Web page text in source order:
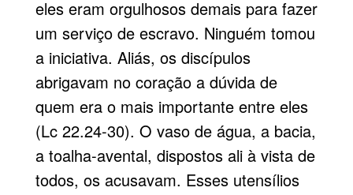
eles eram orgulhosos demais para fazer
um serviço de escravo. Ninguém tomou
a iniciativa. Aliás, os discípulos
abrigavam no coração a dúvida de
quem era o mais importante entre eles
(Lc 22.24-30). O vaso de água, a bacia,
a toalha-avental, dispostos ali à vista de
todos, os acusavam. Esses utensílios